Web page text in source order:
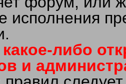
исполнения
либо
и